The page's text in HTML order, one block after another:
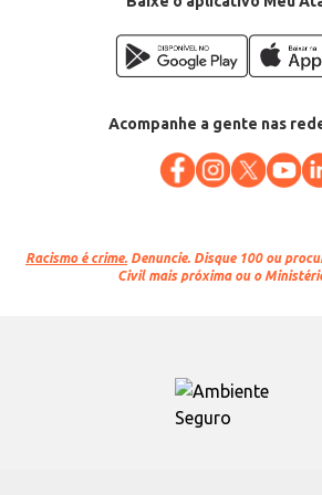
Acompanhe a gente nas
Racismo é crime. Denuncie. Disque 100 ou
Civil mais próxima ou o